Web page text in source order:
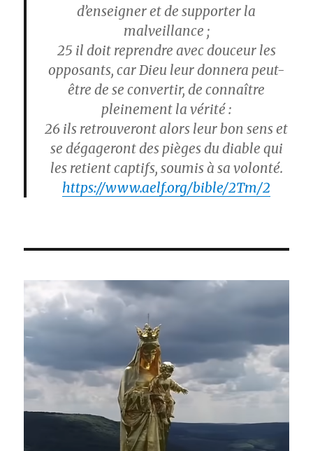
d’enseigner et de supporter la
malveillance ;
25 il doit reprendre avec douceur les
opposants, car Dieu leur donnera peut-
être de se convertir, de connaître
pleinement la vérité :
26 ils retrouveront alors leur bon sens et
se dégageront des pièges du diable qui
les retient captifs, soumis à sa volonté.
https://www.aelf.org/bible/2Tm/2